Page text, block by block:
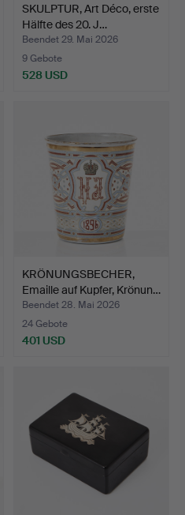
SKULPTUR, Art Déco, erste
Hälfte des 20. J…
Beendet 29. Mai 2026
9 Gebote
528 USD
KRÖNUNGSBECHER,
Emaille auf Kupfer, Krönun…
Beendet 28. Mai 2026
24 Gebote
401 USD